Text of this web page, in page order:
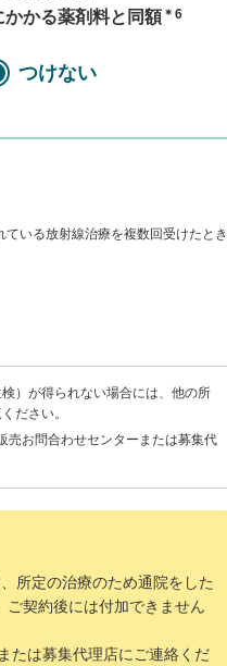
かる薬剤料と同額＊6
つけない
いる放射線治療を複数回受けたとき
）が得られない場合には、他の所
ださい。
売お問合わせセンターまたは募集代
所定の治療のため通院をした
契約後には付加できません
たは募集代理店にご連絡くだ